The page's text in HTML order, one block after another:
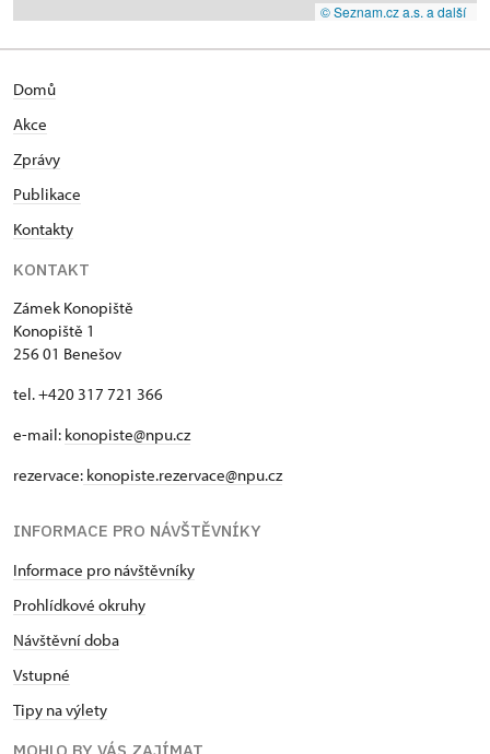
© Seznam.cz a.s. a další
Domů
Akce
Zprávy
Publikace
Kontakty
KONTAKT
Zámek Konopiště
Konopiště 1
256 01 Benešov
tel. +420 317 721 366
e-mail: konopiste@npu.cz
rezervace: konopiste.rezervace@npu.cz
INFORMACE PRO NÁVŠTĚVNÍKY
Informace pro návštěvníky
Prohlídkové okruhy
Návštěvní doba
Vstupné
Tipy na výlety